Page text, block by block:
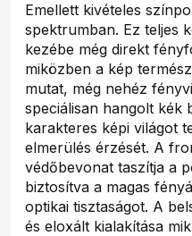
Emellett kivételes
spektrumban. Ez teljes
kezébe még direkt
miközben a kép
mutat, még nehéz
speciálisan hangolt kék
karakteres képi világot
elmerülés érzését. A
védőbevonat taszítja a
biztosítva a magas
optikai tisztaságot. A
és eloxált kialakítása